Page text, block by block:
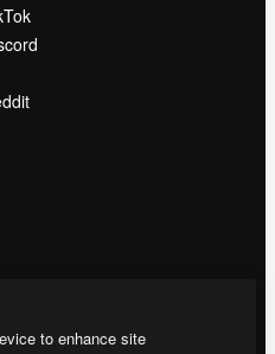
to enhance site